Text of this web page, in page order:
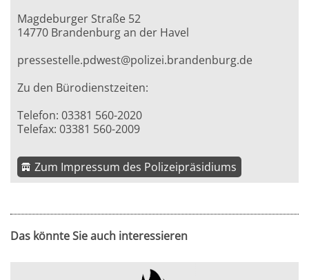
Magdeburger Straße 52
14770 Brandenburg an der Havel
pressestelle.pdwest@polizei.brandenburg.de
Zu den Bürodienstzeiten:
Telefon: 03381 560-2020
Telefax: 03381 560-2009
Zum Impressum des Polizeipräsidiums
Das könnte Sie auch interessieren